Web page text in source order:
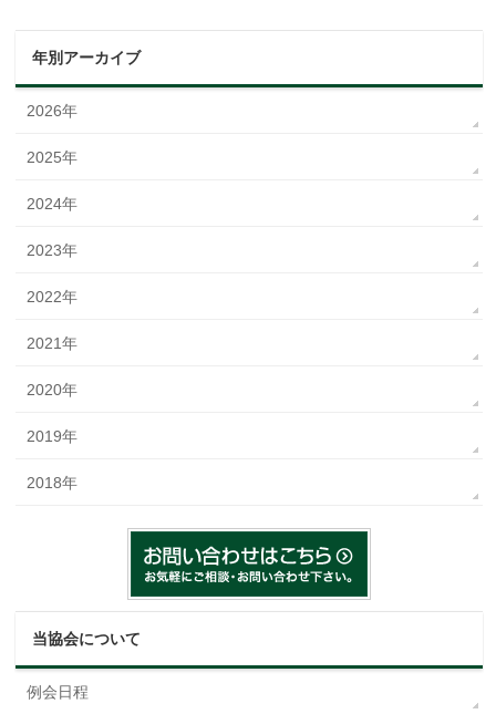
年別アーカイブ
2026年
2025年
2024年
2023年
2022年
2021年
2020年
2019年
2018年
当協会について
例会日程